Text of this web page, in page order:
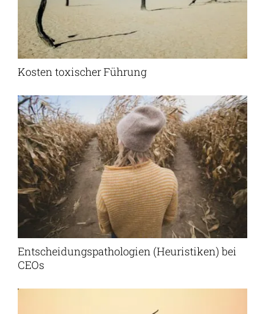
Kosten toxischer Führung
Entscheidungspathologien (Heuristiken) bei
CEOs